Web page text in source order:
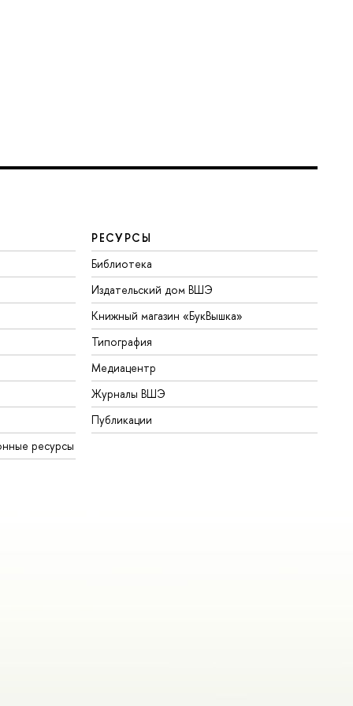
ресурсы
РЕСУРСЫ
Библиотека
Издательский дом ВШЭ
Книжный магазин «БукВышка»
Типография
Медиацентр
Журналы ВШЭ
Публикации